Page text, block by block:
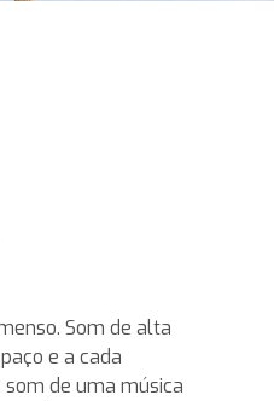
Som de alta
e a cada
de uma música